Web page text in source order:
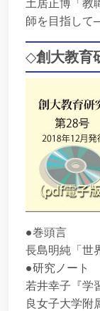
土居正博「教
師を目指して─
◇創大教育
●巻頭言
長島明純「世
●研究ノート
若井幸子『学
良女子大学附